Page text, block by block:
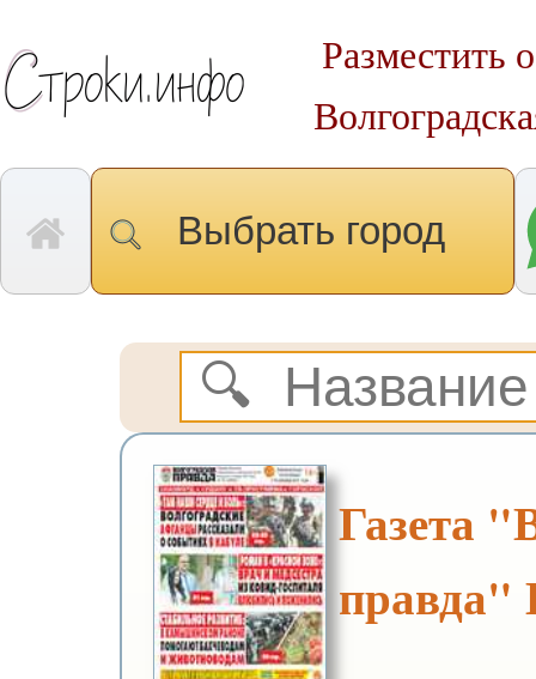
Разместить
Выбрать город
Газета
правда"